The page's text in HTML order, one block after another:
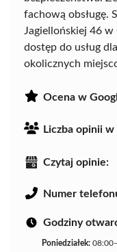
fachową obsługę.
Jagiellońskiej 46
dostęp do usług
okolicznych
Ocena w
Liczba opinii w
Czytaj opinie:
Numer
Godziny
Poniedziałek: